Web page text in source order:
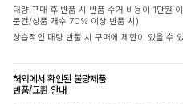
대량 구매 후 반품 시 반품 수거 비용이 1만원
문건/상품 개수 70% 이상 반품 시)
상습적인 대량 반품 시 구매에 제한이 있을 수
해외에서 확인된 불량제품
반품/교환 안내